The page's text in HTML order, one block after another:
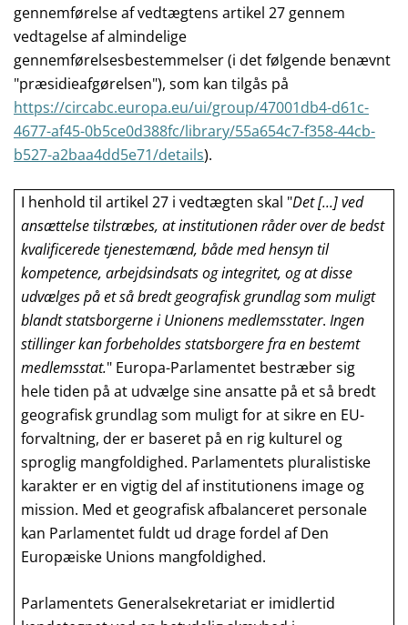
gennemførelse af vedtægtens artikel 27 gennem
vedtagelse af almindelige
gennemførelsesbestemmelser (i det følgende benævnt
"præsidieafgørelsen"), som kan tilgås på
https://circabc.europa.eu/ui/group/47001db4-d61c-
4677-af45-0b5ce0d388fc/library/55a654c7-f358-44cb-
b527-a2baa4dd5e71/details).
I henhold til artikel 27 i vedtægten skal "Det [...] ved
ansættelse tilstræbes, at institutionen råder over de bedst
kvalificerede tjenestemænd, både med hensyn til
kompetence, arbejdsindsats og integritet, og at disse
udvælges på et så bredt geografisk grundlag som muligt
blandt statsborgerne i Unionens medlemsstater. Ingen
stillinger kan forbeholdes statsborgere fra en bestemt
medlemsstat." Europa-Parlamentet bestræber sig
hele tiden på at udvælge sine ansatte på et så bredt
geografisk grundlag som muligt for at sikre en EU-
forvaltning, der er baseret på en rig kulturel og
sproglig mangfoldighed. Parlamentets pluralistiske
karakter er en vigtig del af institutionens image og
mission. Med et geografisk afbalanceret personale
kan Parlamentet fuldt ud drage fordel af Den
Europæiske Unions mangfoldighed.
Parlamentets Generalsekretariat er imidlertid